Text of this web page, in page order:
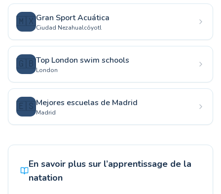
🇲🇽Gran Sport Acuática
Ciudad Nezahualcóyotl
🇬🇧Top London swim schools
London
🇪🇸Mejores escuelas de Madrid
Madrid
En savoir plus sur l’apprentissage de la
natation